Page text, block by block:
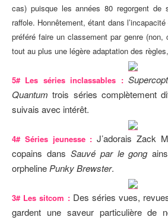
H
E
D
E
D
I
F
D
A
E
cas) puisque les années 80 regorgent de
raffole. Honnêtement, étant dans l’incapacité
préféré faire un classement par genre (non,
tout au plus une légère adaptation des
5# Les séries inclassables :
Quantum trois séries complètement
suivais avec intérêt.
4# Séries jeunesse :J’adorais Zack
copains dans Sauvé par le gong
orpheline Punky Brewster.
3# Les sitcom : Des séries vues,
gardent une saveur particulière de